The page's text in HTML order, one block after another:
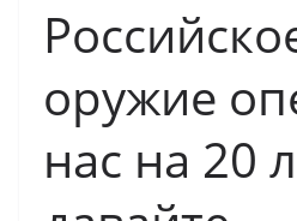
оружие
нас на 20